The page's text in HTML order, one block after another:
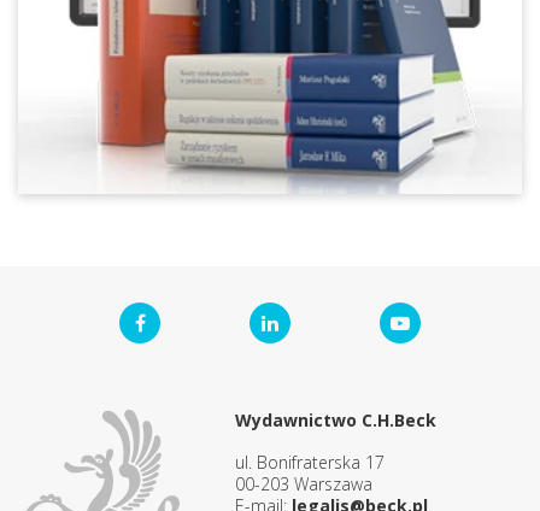
Wydawnictwo C.H.Beck
ul. Bonifraterska 17
00-203 Warszawa
E-mail: legalis@beck.pl